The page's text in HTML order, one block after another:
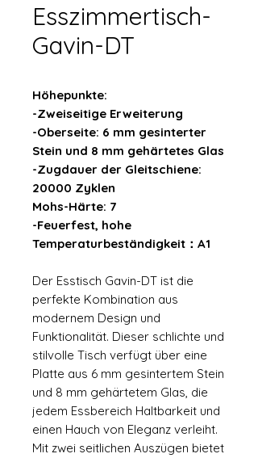
Esszimmertisch-
Gavin-DT
Höhepunkte:
-Zweiseitige Erweiterung
-Oberseite: 6 mm gesinterter
Stein und 8 mm gehärtetes Glas
-Zugdauer der Gleitschiene:
20000 Zyklen
Mohs-Härte: 7
-Feuerfest, hohe
Temperaturbeständigkeit：A1
Der Esstisch Gavin-DT ist die
perfekte Kombination aus
modernem Design und
Funktionalität. Dieser schlichte und
stilvolle Tisch verfügt über eine
Platte aus 6 mm gesintertem Stein
und 8 mm gehärtetem Glas, die
jedem Essbereich Haltbarkeit und
einen Hauch von Eleganz verleiht.
Mit zwei seitlichen Auszügen bietet